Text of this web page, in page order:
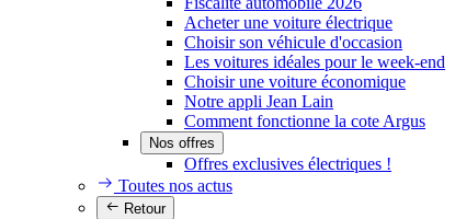
Acheter une voiture électrique
Choisir son véhicule d'occasion
Les voitures idéales pour le week-end
Choisir une voiture économique
Notre appli Jean Lain
Comment fonctionne la cote Argus
Nos offres
Offres exclusives électriques !
Toutes nos actus
Retour